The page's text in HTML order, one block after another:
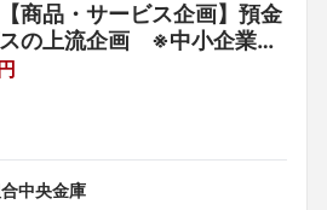
商品・サービス企画】預金
の上流企画　※中小企業専
中央金庫